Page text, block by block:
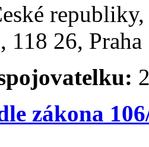
118 26,
zákona